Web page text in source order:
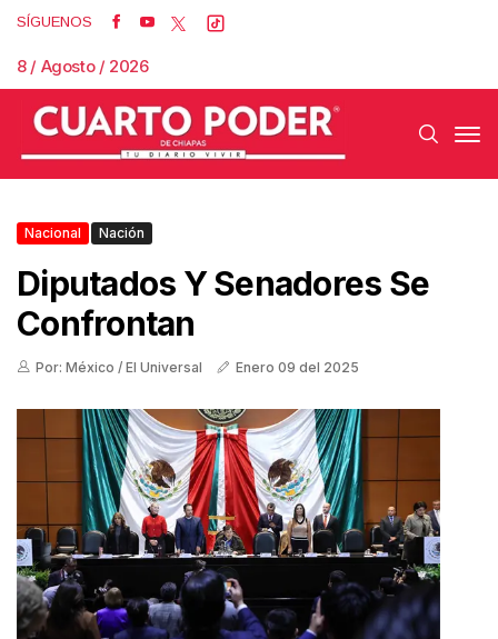
SÍGUENOS
8 / Agosto / 2026
Nacional Nación
Diputados Y Senadores Se
Confrontan
Por: México / El Universal Enero 09 del 2025